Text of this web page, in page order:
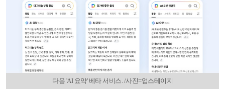
다음 'AI 요약' 베타 서비스. /사진=업스테이지